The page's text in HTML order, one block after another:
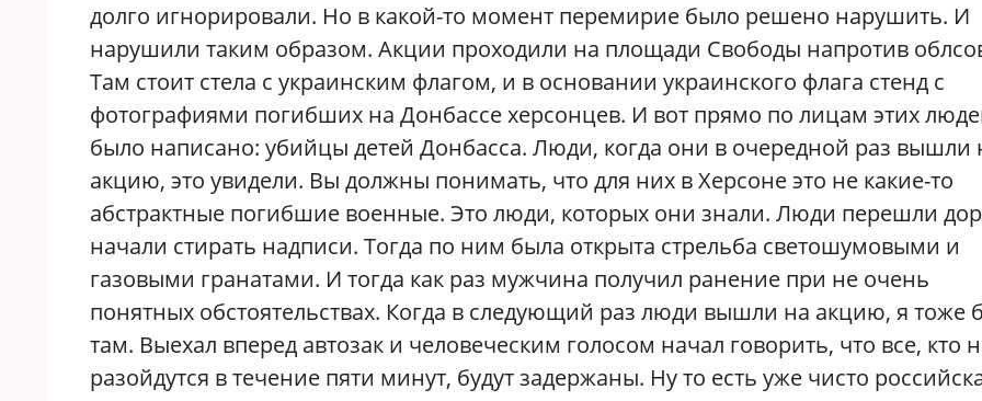
долго игнорировали. Но в какой-то момент перемирие было решено нарушить. И
нарушили таким образом. Акции проходили на площади Свободы напротив
Там стоит стела с украинским флагом, и в основании украинского флага стенд с
фотографиями погибших на Донбассе херсонцев. И вот прямо по лицам этих
было написано: убийцы детей Донбасса. Люди, когда они в очередной раз вышли
акцию, это увидели. Вы должны понимать, что для них в Херсоне это не какие-то
абстрактные погибшие военные. Это люди, которых они знали. Люди перешли
начали стирать надписи. Тогда по ним была открыта стрельба светошумовыми и
газовыми гранатами. И тогда как раз мужчина получил ранение при не очень
понятных обстоятельствах. Когда в следующий раз люди вышли на акцию, я тоже
там. Выехал вперед автозак и человеческим голосом начал говорить, что все, кто
разойдутся в течение пяти минут, будут задержаны. Ну то есть уже чисто